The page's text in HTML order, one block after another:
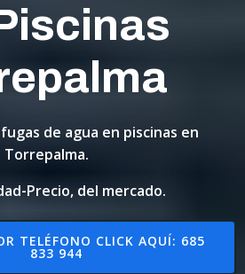
de agua en piscinas en
Torrepalma.
Precio, del mercado.
TELÉFONO CLICK AQUÍ: 685
833 944